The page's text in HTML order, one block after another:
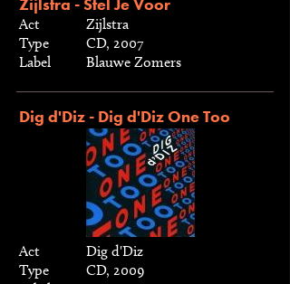
Act
Zijlstra
Type
CD, 2007
Label
Blauwe Zomers
Dig d'Diz - Dig d'Diz One Too
Act
Dig d'Diz
Type
CD, 2009